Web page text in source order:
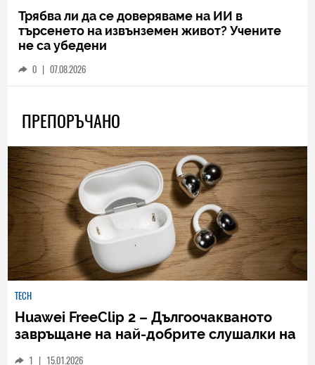
Трябва ли да се доверяваме на ИИ в
търсенето на извънземен живот? Учените
не са убедени
0 | 07.08.2026
ПРЕПОРЪЧАНО
TECH
Huawei FreeClip 2 – Дългоочакваното
завръщане на най-добрите слушалки на
1 | 15.01.2026